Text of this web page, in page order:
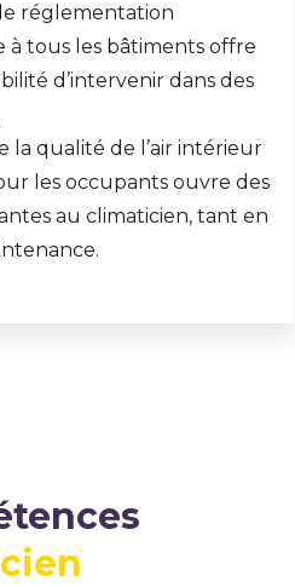
réglementation
tous les bâtiments offre
d’intervenir dans des
la qualité de l’air intérieur
les occupants ouvre des
au climaticien, tant en